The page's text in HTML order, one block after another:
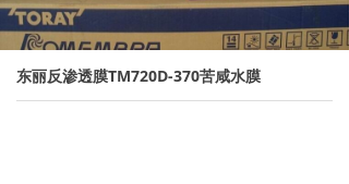
→ 离子交换树脂
→ 保安过滤器
东丽反渗透膜TM720D-370苦咸水膜